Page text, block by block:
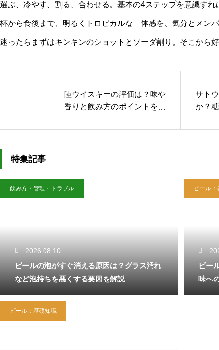
選ぶ、冷やす、割る、合わせる。基本の4ステップを意識す
杯から食後まで、明るくトロピカルな一体感を、気分とメン
迷ったらまずはキンキンのショットとソーダ割り。そこから
陸ウイスキーの評価は？味や
香りと飲み方のポイントを解
サト
か？
特集記事
飲み方・管理・トラブル
2026.08.10
ビールの泡がすぐ消える原因は？グラス汚れ
など泡持ちを悪くする要因を解説
ビール：
ビー
味へ
ビール：基礎知識